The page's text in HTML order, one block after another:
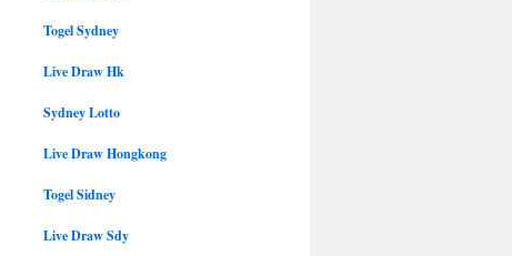
Togel Sydney
Live Draw Hk
Sydney Lotto
Live Draw Hongkong
Togel Sidney
Live Draw Sdy